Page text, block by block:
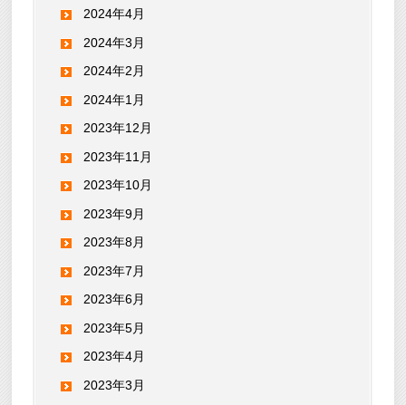
2024年4月
2024年3月
2024年2月
2024年1月
2023年12月
2023年11月
2023年10月
2023年9月
2023年8月
2023年7月
2023年6月
2023年5月
2023年4月
2023年3月